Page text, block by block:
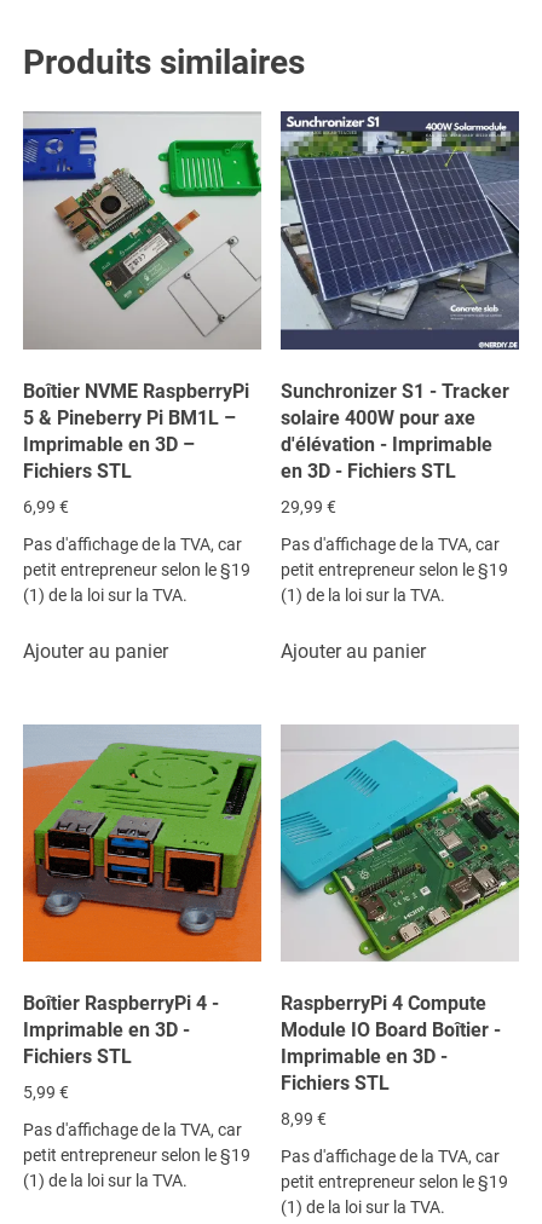
Produits similaires
Boîtier NVME RaspberryPi
5 & Pineberry Pi BM1L –
Imprimable en 3D –
Fichiers STL
6,99€
Pas d'affichage de la TVA, car
petit entrepreneur selon le §19
(1) de la loi sur la TVA.
Ajouter au panier
Sunchronizer S1 - Tracker
solaire 400W pour axe
d'élévation - Imprimable
en 3D - Fichiers STL
29,99€
Pas d'affichage de la TVA, car
petit entrepreneur selon le §19
(1) de la loi sur la TVA.
Ajouter au panier
Boîtier RaspberryPi 4 -
Imprimable en 3D -
Fichiers STL
5,99€
Pas d'affichage de la TVA, car
petit entrepreneur selon le §19
(1) de la loi sur la TVA.
RaspberryPi 4 Compute
Module IO Board Boîtier -
Imprimable en 3D -
Fichiers STL
8,99€
Pas d'affichage de la TVA, car
petit entrepreneur selon le §19
(1) de la loi sur la TVA.